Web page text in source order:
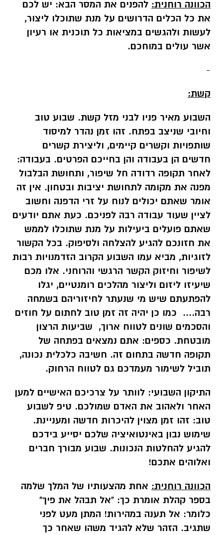
הכוונה רוחנית: להפנים את המסר הבא: יש לכם
את כל הכלים הדרושים על מנת שתוכלו ליצור,
לעשות ולהגשים במציאות כל תוכנית או רעיון
אשר עולים במוחכם.
-
קשת:
השבוע מאיר פניו לבני מזל קשת. שבוע טוב
וחיובי שניצב בפתח. זהו זמן נהדר למיסוד
שותפויות וקשרים קיימים, וליצירת קשרים
חדשים הן בעבודה והן בחייכם הפרטים. בעבודה:
לאחר תקופה רדודה חל שיפור, ותחושת הבלבול
מפנה את מקומה לתחושת יציבות ובטחון. אין זה
אומר שאתם יכולים לנוח על זרי הדפנה וחשוב
לציין שעוד עבודה רבה לפניכם. כעת אתם יודעים
שאתם פועלים ביעילות על מנת שתוכלו לממש
את חזונכם להגיע להצלחה ולסיפוק. בכל הקשור
לזוגיות, מביא עמו השבוע הקרוב הזדמנויות רבות
לשיפור וחיזוק הקשר הרגשי והרוחני. אלו מכם
שיעיזו ליזום וליצור מהלכים רומנטיים, יגלו
להפתעתם שיש מי שנעתר לחיזוריהם בשמחה
רבה.... כמו כן יהיה זה זמן טוב לחתום על חוזים
והסכמים שונים לטווח ארוך, שביעות הרצון
מובטחת. כספים: אתם נמצאים בפתחה של
תקופה חדשה בתחום זה. חשיבה כלכלית נכונה,
תוביל לשימור מעמדכם גם לטווח הרחוק.
התיקון השבועי: לוותר על צרכיכם האישיים למען
האחר ולאהוב את האדם שמולכם. טיפ לשבוע
טוב: זהו זמן מצוין להיכרות חדשה ומעניינת.
שימוש נבון באינטואיציה שלכם יסייע בידכם
להגיע להחלטות הנכונות. שבוע מבורך חברים
ואלוהים אתכם!
הכוונה רוחנית: אחת מהצעותיו של המלך שלמה
בספר קהלת אומרת כך: "אל תבהל את פיך"
כלומר: אל תענה במהירות! המתן מעט לפני
שתגיב. הזהר שלא להגיד משהו שאחר כך